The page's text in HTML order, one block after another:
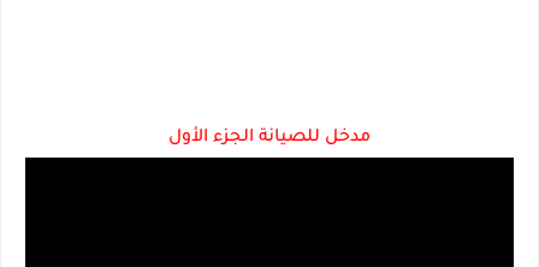
مدخل للصيانة الجزء الأول